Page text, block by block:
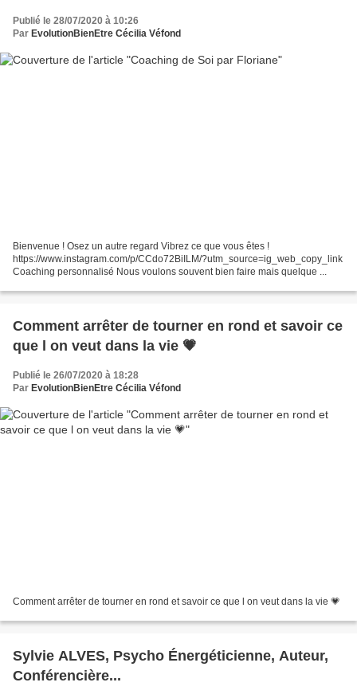
Publié le 28/07/2020 à 10:26
Par EvolutionBienEtre Cécilia Véfond
Bienvenue ! Osez un autre regard Vibrez ce que vous êtes !
https://www.instagram.com/p/CCdo72BiILM/?utm_source=ig_web_copy_link
Coaching personnalisé Nous voulons souvent bien faire mais quelque ...
Comment arrêter de tourner en rond et savoir ce
que l on veut dans la vie 💗
Publié le 26/07/2020 à 18:28
Par EvolutionBienEtre Cécilia Véfond
Comment arrêter de tourner en rond et savoir ce que l on veut dans la vie 💗
Sylvie ALVES, Psycho Énergéticienne, Auteur,
Conférencière...